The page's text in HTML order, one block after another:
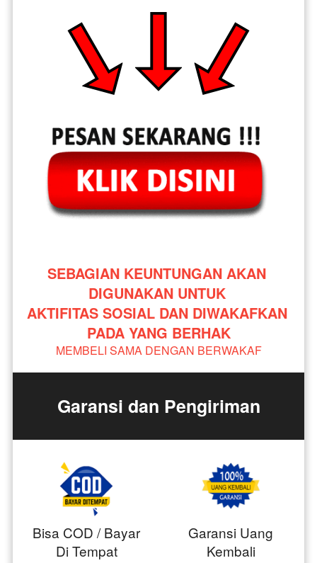
SEBAGIAN KEUNTUNGAN AKAN
DIGUNAKAN UNTUK
AKTIFITAS SOSIAL DAN DIWAKAFKAN
PADA YANG BERHAK
MEMBELI SAMA DENGAN BERWAKAF
Garansi dan Pengiriman
Bisa COD / Bayar
Di Tempat
Garansi Uang
Kembali